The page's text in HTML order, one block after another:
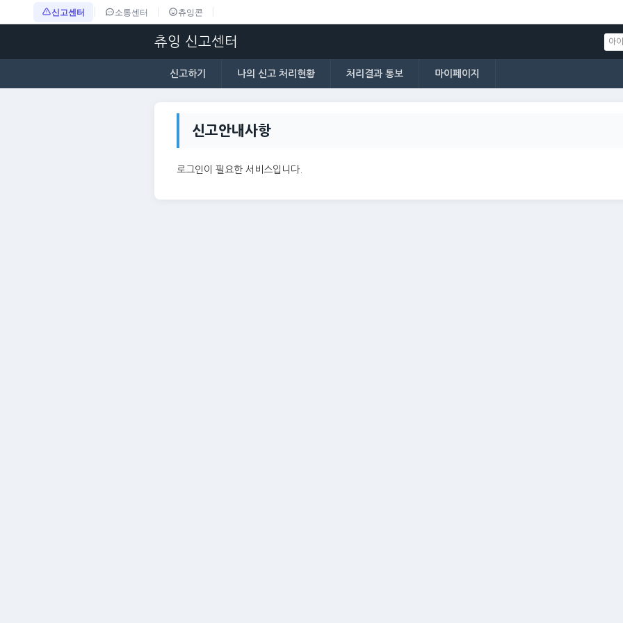
신고센터 소통센터 츄잉콘
츄잉 신고센터
신고하기 나의 신고 처리현황 처리결과 통보 마이페이지
신고안내사항
로그인이 필요한 서비스입니다.